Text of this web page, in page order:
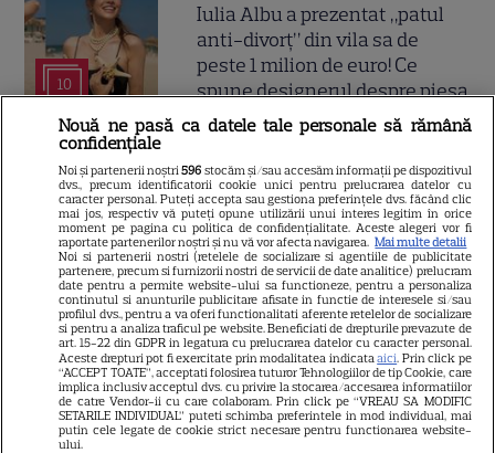
10
Iulia Albu a prezentat „patul
anti-divorț” din vila sa de
peste 1 milion de euro! Ce
spune designerul despre piesa
de mobilier: „Nu prea ai timp să
Despre Tvmania
Contact
Nouă ne pasă ca datele tale personale să rămână
confidențiale
Noi și partenerii noștri596 stocăm și/sau accesăm informații pe dispozitivul
dvs., precum identificatorii cookie unici pentru prelucrarea datelor cu
caracter personal. Puteți accepta sau gestiona preferințele dvs. făcând clic
mai jos, respectiv vă puteți opune utilizării unui interes legitim în orice
moment pe pagina cu politica de confidențialitate. Aceste alegeri vor fi
raportate partenerilor noștri și nu vă vor afecta navigarea. Mai multe detalii
Noi si partenerii nostri (retelele de socializare si agentiile de publicitate
partenere, precum si furnizorii nostri de servicii de date analitice) prelucram
date pentru a permite website-ului sa functioneze, pentru a personaliza
continutul si anunturile publicitare afisate in functie de interesele si/sau
profilul dvs., pentru a va oferi functionalitati aferente retelelor de socializare
si pentru a analiza traficul pe website. Beneficiati de drepturile prevazute de
art. 15-22 din GDPR in legatura cu prelucrarea datelor cu caracter personal.
Aceste drepturi pot fi exercitate prin modalitatea indicataaici. Prin click pe
“ACCEPT TOATE”, acceptati folosirea tuturor Tehnologiilor de tip Cookie, care
implica inclusiv acceptul dvs. cu privire la stocarea/accesarea informatiilor
de catre Vendor-ii cu care colaboram. Prin click pe “VREAU SA MODIFIC
SETARILE INDIVIDUAL” puteti schimba preferintele in mod individual, mai
putin cele legate de cookie strict necesare pentru functionarea website-
ului.